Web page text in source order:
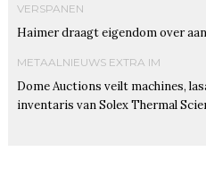
VERSPANEN
Haimer draagt eigendom over
METAALNIEUWS EXTRA IM
Dome Auctions veilt machines,
inventaris van Solex Thermal